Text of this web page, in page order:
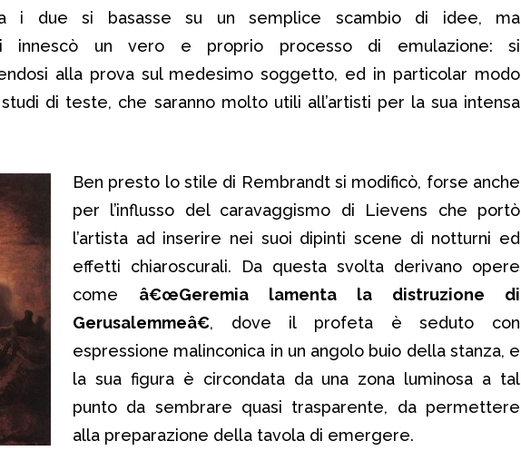
i due si basasse su un semplice scambio di idee, ma
innescò un vero e proprio processo di emulazione: si
alla prova sul medesimo soggetto, ed in particolar modo
di teste, che saranno molto utili all’artisti per la sua intensa
Ben presto lo stile di Rembrandt si modificò, forse anche
per l’influsso del caravaggismo di Lievens che portò
l’artista ad inserire nei suoi dipinti scene di notturni ed
effetti chiaroscurali. Da questa svolta derivano opere
come â€œGeremia lamenta la distruzione di
Gerusalemmeâ€, dove il profeta è seduto con
espressione malinconica in un angolo buio della stanza, e
la sua figura è circondata da una zona luminosa a tal
punto da sembrare quasi trasparente, da permettere
alla preparazione della tavola di emergere.